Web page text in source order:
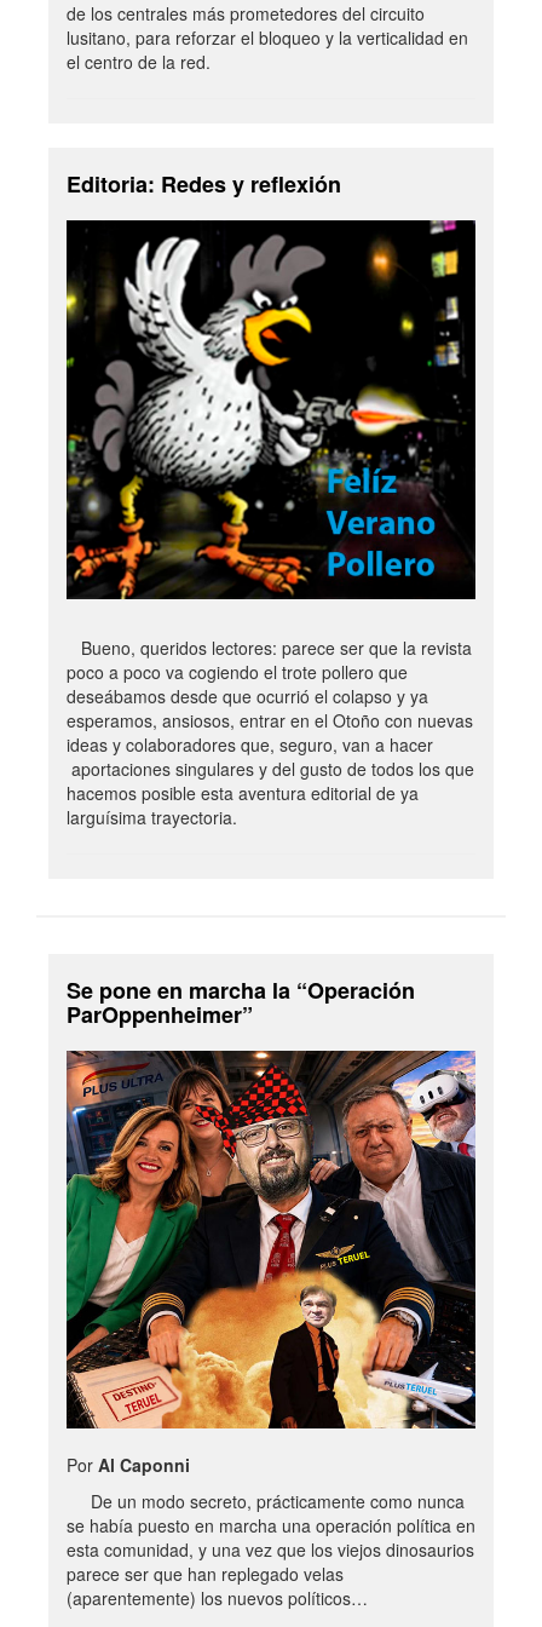
de los centrales más prometedores del circuito
lusitano, para reforzar el bloqueo y la verticalidad en
el centro de la red.
Editoria: Redes y reflexión
Bueno, queridos lectores: parece ser que la revista
poco a poco va cogiendo el trote pollero que
deseábamos desde que ocurrió el colapso y ya
esperamos, ansiosos, entrar en el Otoño con nuevas
ideas y colaboradores que, seguro, van a hacer
aportaciones singulares y del gusto de todos los que
hacemos posible esta aventura editorial de ya
larguísima trayectoria.
Se pone en marcha la “Operación
ParOppenheimer”
Por Al Caponni
De un modo secreto, prácticamente como nunca
se había puesto en marcha una operación política en
esta comunidad, y una vez que los viejos dinosaurios
parece ser que han replegado velas
(aparentemente) los nuevos políticos…